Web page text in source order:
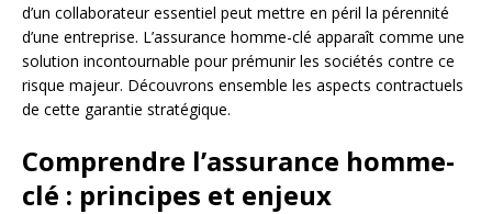
d’un collaborateur essentiel peut mettre en péril la pérennité
d’une entreprise. L’assurance homme-clé apparaît comme une
solution incontournable pour prémunir les sociétés contre ce
risque majeur. Découvrons ensemble les aspects contractuels
de cette garantie stratégique.
Comprendre l’assurance homme-
clé : principes et enjeux